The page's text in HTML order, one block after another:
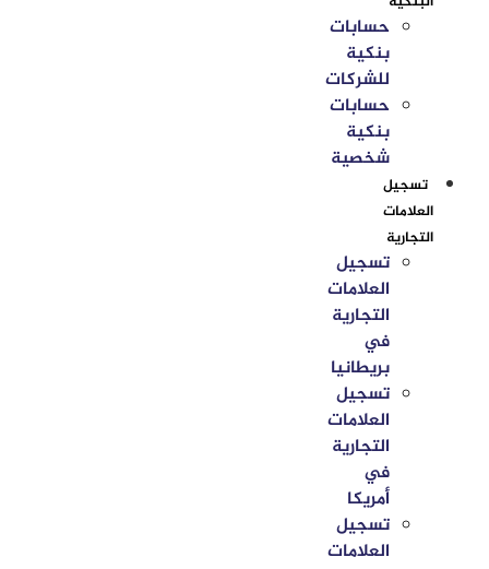
حسابات
بنكية
للشركات
حسابات
بنكية
شخصية
تسجيل
العلامات
التجارية
تسجيل
العلامات
التجارية
في
بريطانيا
تسجيل
العلامات
التجارية
في
أمريكا
تسجيل
العلامات